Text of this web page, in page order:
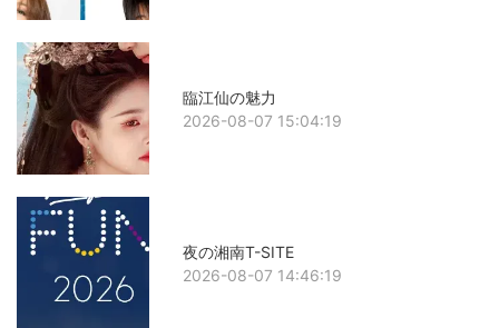
臨江仙の魅力
2026-08-07 15:04:19
夜の湘南T-SITE
2026-08-07 14:46:19